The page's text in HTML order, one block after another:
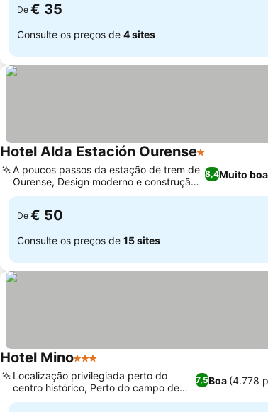
De € 35
Consulte os preços de 4 sites
Hotel Alda Estación Ourense1 Estrelas
8,4Muito boa
A poucos passos da estação de trem de
Ourense, Design moderno e construção
recente
De € 50
Consulte os preços de 15 sites
Hotel Mino3 Estrelas
7,5Boa (4.778
Localização privilegiada perto do
centro histórico, Perto do campo de
golfe